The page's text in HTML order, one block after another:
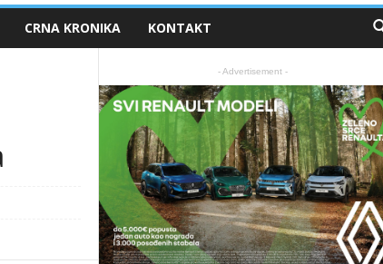
CRNA KRONIKA KONTAKT
- Advertisement -